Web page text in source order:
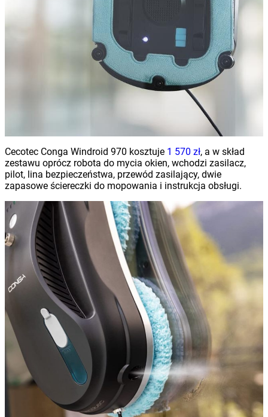
Cecotec Conga Windroid 970 kosztuje 1 570 zł, a w skład
zestawu oprócz robota do mycia okien, wchodzi zasilacz,
pilot, lina bezpieczeństwa, przewód zasilający, dwie
zapasowe ściereczki do mopowania i instrukcja obsługi.